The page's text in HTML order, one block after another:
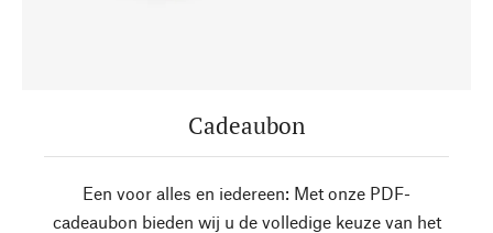
Cadeaubon
Een voor alles en iedereen: Met onze PDF-
cadeaubon bieden wij u de volledige keuze van het